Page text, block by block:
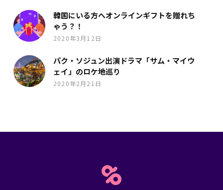
韓国にいる方へオンラインギフトを贈れち
ゃう？！
2020年3月12日
パク・ソジュン出演ドラマ「サム・マイウ
ェイ」のロケ地巡り
2020年2月21日